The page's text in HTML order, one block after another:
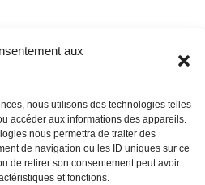
aux
nous utilisons des technologies telles
accéder aux informations des appareils.
nous permettra de traiter des
de navigation ou les ID uniques sur ce
de retirer son consentement peut avoir
et fonctions.
Générales de Ventes
Mentions légales